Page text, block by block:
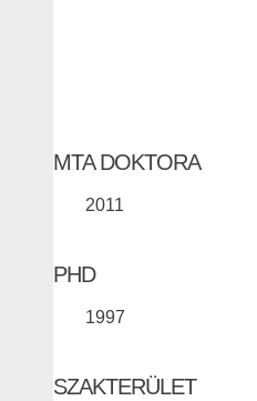
MTA DOKTORA
2011
PHD
1997
SZAKTERÜLET